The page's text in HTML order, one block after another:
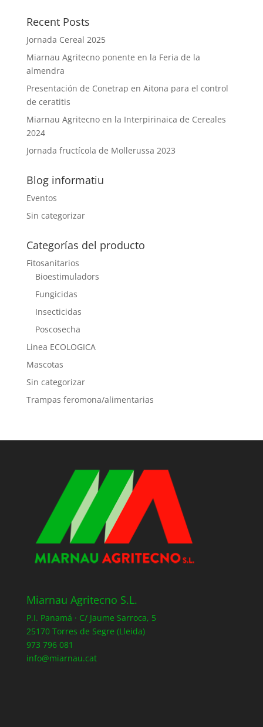
Recent Posts
Jornada Cereal 2025
Miarnau Agritecno ponente en la Feria de la
almendra
Presentación de Conetrap en Aitona para el control
de ceratitis
Miarnau Agritecno en la Interpirinaica de Cereales
2024
Jornada fructícola de Mollerussa 2023
Blog informatiu
Eventos
Sin categorizar
Categorías del producto
Fitosanitarios
Bioestimuladors
Fungicidas
Insecticidas
Poscosecha
Linea ECOLOGICA
Mascotas
Sin categorizar
Trampas feromona/alimentarias
Miarnau Agritecno S.L.
P.I. Panamá · C/ Jaume Sarroca, 5
25170 Torres de Segre (Lleida)
973 796 081
info@miarnau.cat